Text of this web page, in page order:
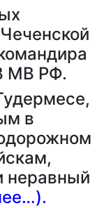
МВ РФ.
в
неравный